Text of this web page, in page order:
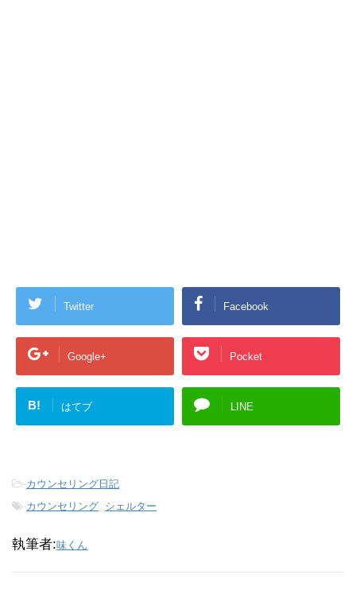
Twitter Facebook
Google+ Pocket
B! はてブ LINE
-カウンセリング日記
-カウンセリング, シェルター
執筆者:味くん